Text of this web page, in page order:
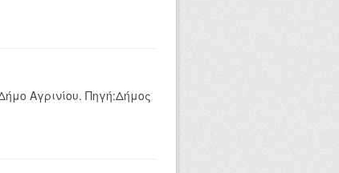
Αγρινίου. Πηγή:Δήμος